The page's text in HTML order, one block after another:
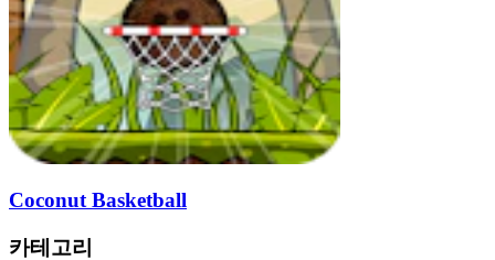
Coconut Basketball
카테고리